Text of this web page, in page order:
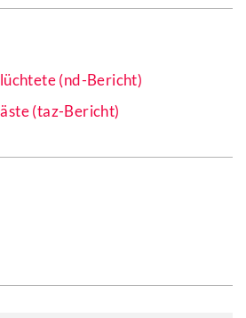
(nd-Bericht)
(taz-Bericht)